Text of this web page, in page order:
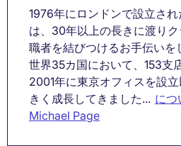
1976年にロンドンで設立さ
は、30年以上の長きに渡り
職者を結びつけるお手伝いを
世界35カ国において、153支
2001年に東京オフィスを設
きく成長してきました... につ
Michael Page